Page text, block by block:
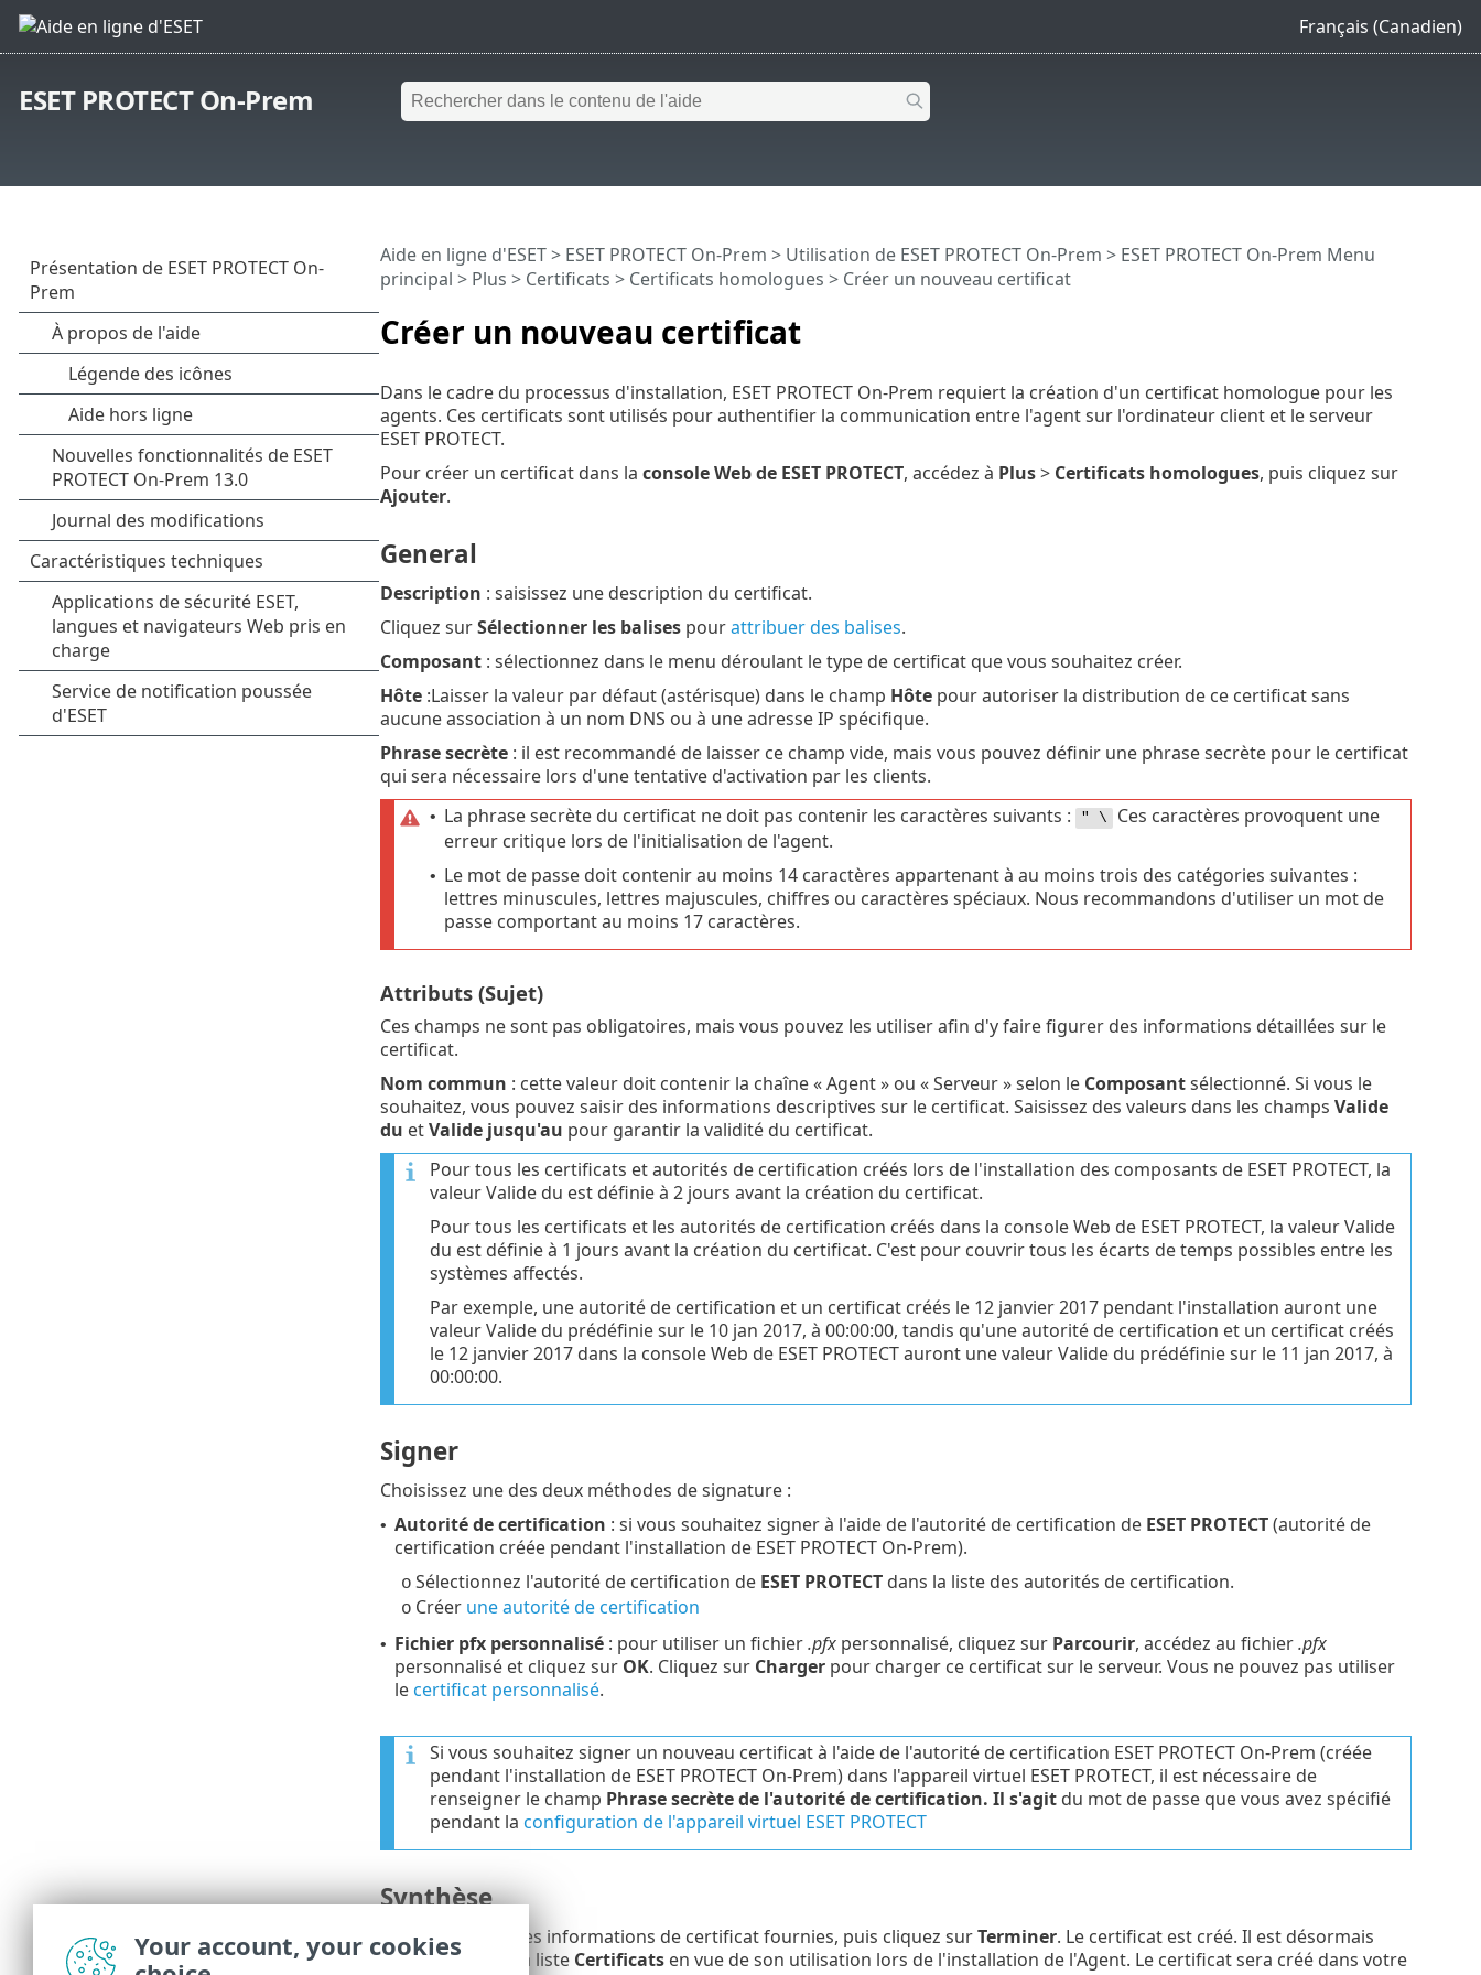
Français (Canadien)
ESET PROTECT On-Prem
Créer un nouveau certificat
Aide en ligne d'ESET> ESET PROTECT On-Prem > Utilisation de ESET PROTECT On-Prem > ESET PROTECT On-Prem Menu
principal > Plus > Certificats > Certificats homologues > Créer un nouveau certificat
Dans le cadre du processus d'installation, ESET PROTECT On-Prem requiert la création d'un certificat homologue pour les
agents. Ces certificats sont utilisés pour authentifier la communication entre l'agent sur l'ordinateur client et le serveur
ESET PROTECT.
Pour créer un certificat dans la console Web de ESET PROTECT, accédez à Plus> Certificats homologues, puis cliquez sur
Ajouter.
General
Description : saisissez une description du certificat.
Cliquez surSélectionner les balisespourattribuer des balises.
Composant: sélectionnez dans le menu déroulant le type de certificat que vous souhaitez créer.
Hôte:Laisser la valeur par défaut (astérisque) dans le champ Hôtepour autoriser la distribution de ce certificat sans
aucune association à un nom DNS ou à une adresse IP spécifique.
Phrase secrète: il est recommandé de laisser ce champ vide, mais vous pouvez définir une phrase secrète pour le certificat
qui sera nécessaire lors d'une tentative d'activation par les clients.
• La phrase secrète du certificat ne doit pas contenir les caractères suivants : " \ Ces caractères provoquent une
erreur critique lors de l'initialisation de l'agent.
• Le mot de passe doit contenir au moins 14 caractères appartenant à au moins trois des catégories suivantes :
lettres minuscules, lettres majuscules, chiffres ou caractères spéciaux. Nous recommandons d'utiliser un mot de
passe comportant au moins 17 caractères.
Attributs (Sujet)
Ces champs ne sont pas obligatoires, mais vous pouvez les utiliser afin d'y faire figurer des informations détaillées sur le
certificat.
Nom commun : cette valeur doit contenir la chaîne « Agent » ou « Serveur » selon le Composantsélectionné. Si vous le
souhaitez, vous pouvez saisir des informations descriptives sur le certificat. Saisissez des valeurs dans les champs Valide
du etValide jusqu'au pour garantir la validité du certificat.
Pour tous les certificats et autorités de certification créés lors de l'installation des composants de ESET PROTECT, la
valeur Valide du est définie à 2 jours avant la création du certificat.
Pour tous les certificats et les autorités de certification créés dans la console Web de ESET PROTECT, la valeur Valide
du est définie à 1 jours avant la création du certificat. C'est pour couvrir tous les écarts de temps possibles entre les
systèmes affectés.
Par exemple, une autorité de certification et un certificat créés le 12 janvier 2017 pendant l'installation auront une
valeur Valide du prédéfinie sur le 10 jan 2017, à 00:00:00, tandis qu'une autorité de certification et un certificat créés
le 12 janvier 2017 dans la console Web de ESET PROTECT auront une valeur Valide du prédéfinie sur le 11 jan 2017, à
00:00:00.
Signer
Choisissez une des deux méthodes de signature :
• Autorité de certification : si vous souhaitez signer à l'aide de l'autorité de certification de ESET PROTECT(autorité de
certification créée pendant l'installation de ESET PROTECT On-Prem).
o Sélectionnez l'autorité de certification de ESET PROTECTdans la liste des autorités de certification.
o Créer une autorité de certification
• Fichier pfx personnalisé: pour utiliser un fichier.pfxpersonnalisé, cliquez sur Parcourir, accédez au fichier.pfx
personnalisé et cliquez sur OK. Cliquez sur Chargerpour charger ce certificat sur le serveur. Vous ne pouvez pas utiliser
lecertificat personnalisé.
Si vous souhaitez signer un nouveau certificat à l'aide de l'autorité de certification ESET PROTECT On-Prem (créée
pendant l'installation de ESET PROTECT On-Prem) dans l'appareil virtuel ESET PROTECT, il est nécessaire de
renseigner le champ Phrase secrète de l'autorité de certification. Il s'agitdu mot de passe que vous avez spécifié
pendant la configuration de l'appareil virtuel ESET PROTECT
Synthèse
Passez en revue les informations de certificat fournies, puis cliquez surTerminer. Le certificat est créé. Il est désormais
disponible dans la liste Certificatsen vue de son utilisation lors de l'installation de l'Agent. Le certificat sera créé dans votre
Your account, your cookies